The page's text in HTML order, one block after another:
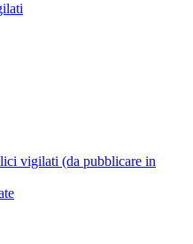
vigilati (da pubblicare in